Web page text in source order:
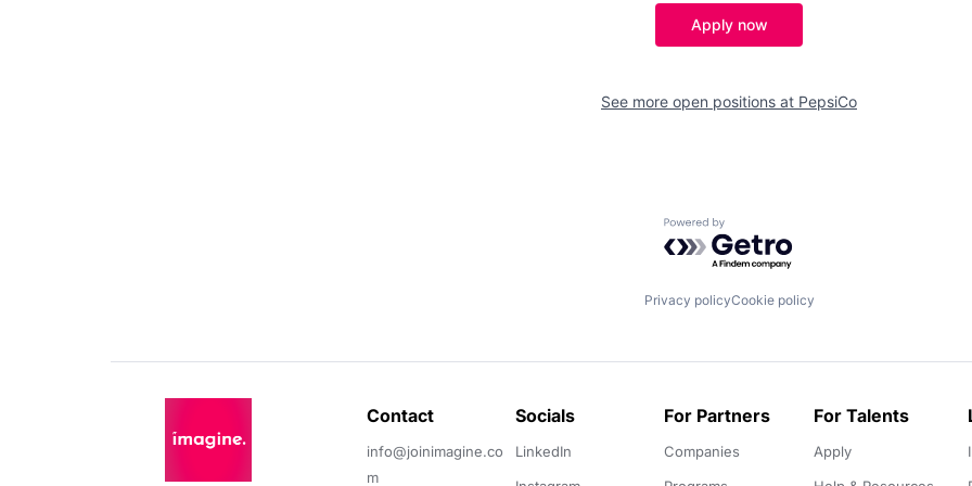
Apply now
See more open positions at PepsiCo
Powered by Getro.com
Privacy policyCookie policy
Contact
info@joinimagine.co
m
Socials
LinkedIn
For Partners
Companies
For Talents
Apply